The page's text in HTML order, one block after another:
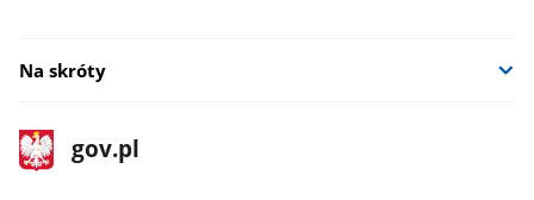
Na skróty
stopka
gov.pl
Strona
gov.pl